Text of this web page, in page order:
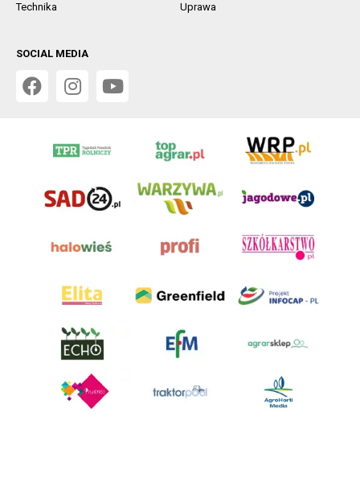
Technika
Uprawa
SOCIAL MEDIA